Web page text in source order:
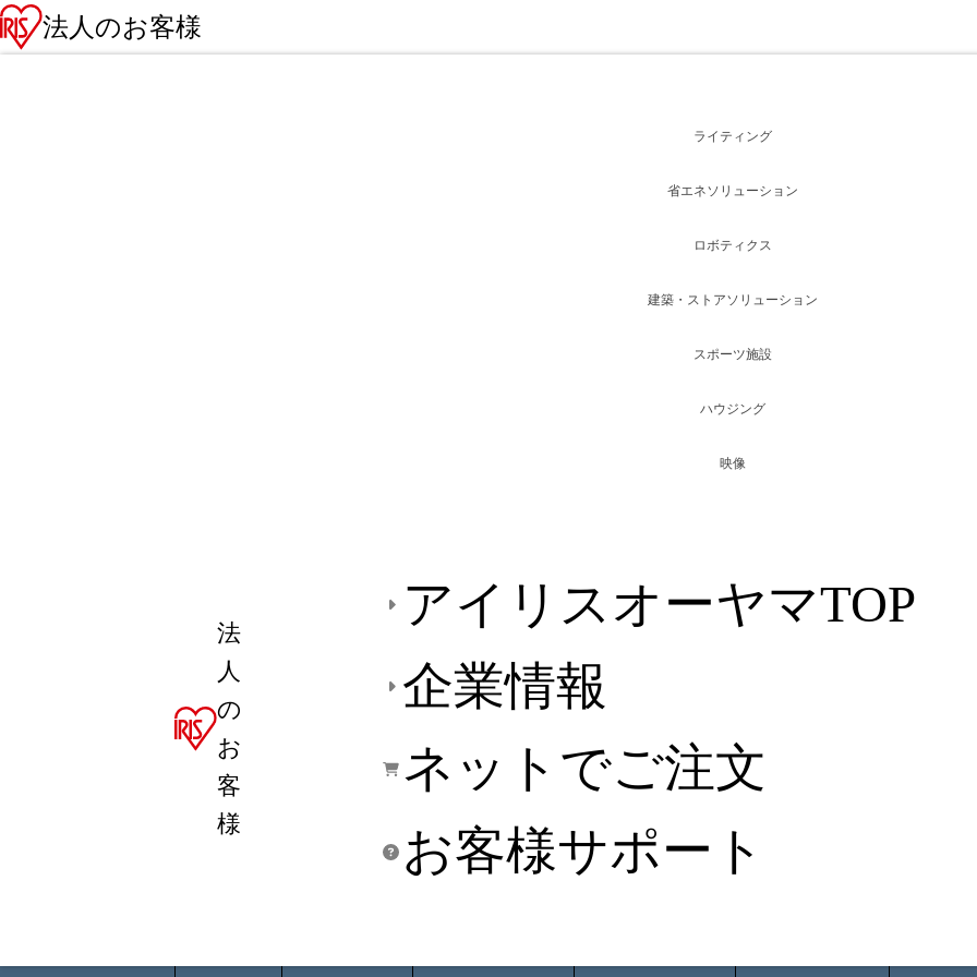
法人のお客様
法
人
の
お
客
様
アイリスオーヤマTOP
企業情報
ネットでご注文
お客様サポート
ライティング
省エネソリューション
ロボティクス
建築・ストアソリューション
スポーツ施設
ハウジング
映像